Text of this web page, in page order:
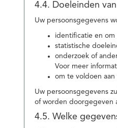
4.4. Doeleinden
Uw persoonsgegevens
identificatie en
statistische
onderzoek of
Voor meer
om te voldoen
Uw persoonsgegevens
of worden doorgegeven
4.5. Welke